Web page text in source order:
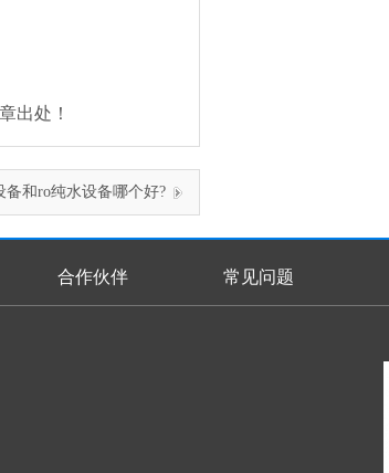
出处！
备和ro纯水设备哪个好?
合作伙伴 常见问题